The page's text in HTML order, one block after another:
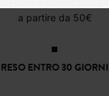
RESO ENTRO 30 GIORNI
PAGAMENTO SICURO